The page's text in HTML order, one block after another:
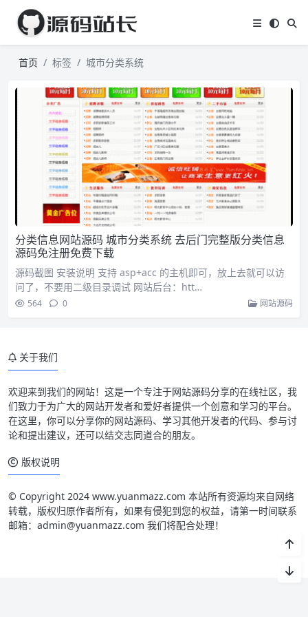
首页 标签 城市分类系统
分类信息网站源码 城市分类系统 去后门完整版分类信息
源码免注册免费下载
源码截图 安装说明 支持 asp+acc 的主机即可，放上去就可以访
问了，不要用二级目录调试 网站后台：htt…
564 0 网站源码
关于我们
欢迎来到我们的网站！这是一个专注于网站源码分享的在线社区，我
们致力于为广大的网站开发者和爱好者提供一个创意和学习的平台。
在这里，你可以分享你的网站源码、学习其他开发者的代码、参与讨
论和提出建议，还可以结交志同道合的朋友。
版权说明
© Copyright 2024 www.yuanmazz.com 本站所有资源均来自网络
转载，版权归原作者所有，如果有侵犯到您的权益，请第一时间联系
邮箱：admin@yuanmazz.com 我们将配合处理！